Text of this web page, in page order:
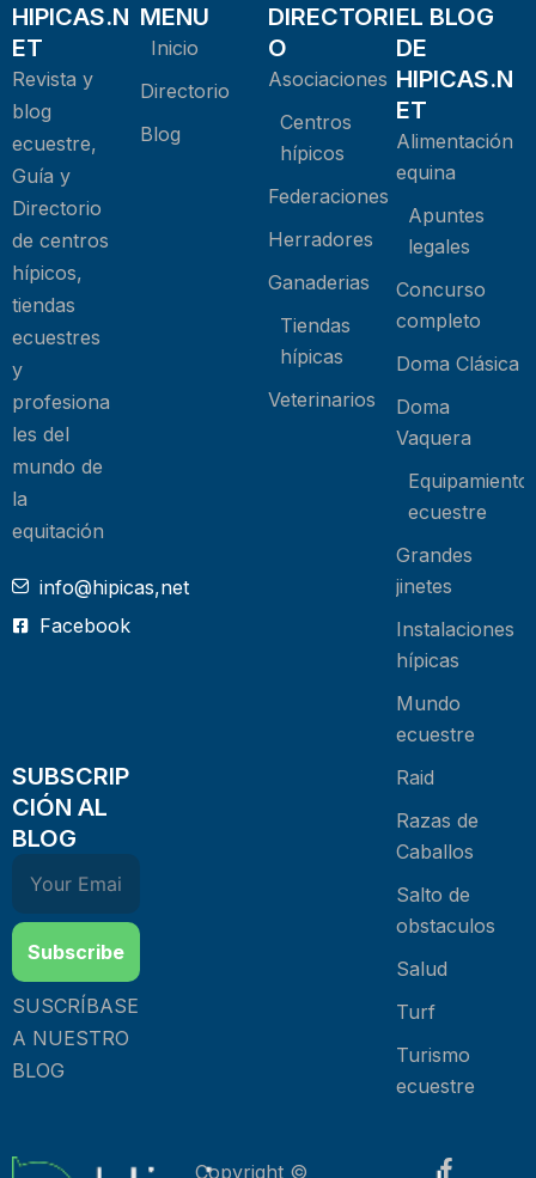
HIPICAS.N
ET
Revista y
blog
ecuestre,
Guía y
Directorio
de centros
hípicos,
tiendas
ecuestres
y
profesiona
les del
mundo de
la
equitación
info@hipicas,net
Facebook
SUBSCRIP
CIÓN AL
BLOG
Subscribe
SUSCRÍBASE
A NUESTRO
BLOG
MENU
Inicio
Directorio
Blog
DIRECTORI
O
Asociaciones
Centros
hípicos
Federaciones
Herradores
Ganaderias
Tiendas
hípicas
Veterinarios
EL BLOG
DE
HIPICAS.N
ET
Alimentación
equina
Apuntes
legales
Concurso
completo
Doma Clásica
Doma
Vaquera
Equipamiento
ecuestre
Grandes
jinetes
Instalaciones
hípicas
Mundo
ecuestre
Raid
Razas de
Caballos
Salto de
obstaculos
Salud
Turf
Turismo
ecuestre
Copyright ©